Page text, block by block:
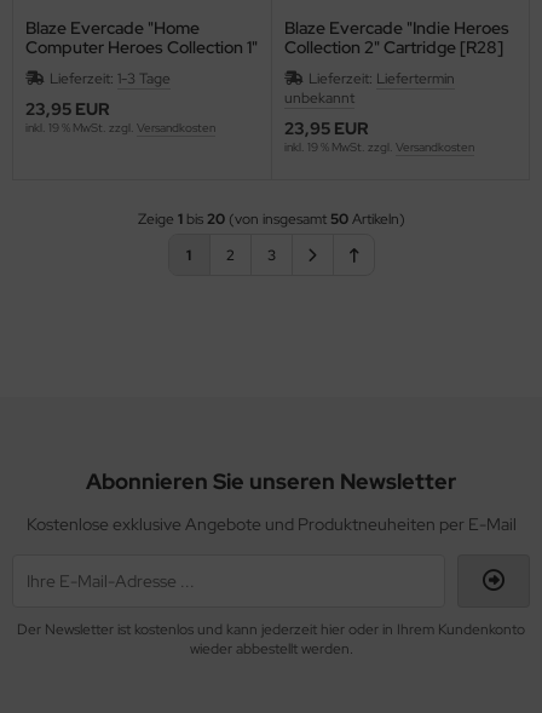
Blaze Evercade "Home
Computer Heroes Collection 1"
Cartridge [B05]
Lieferzeit: 1-3 Tage
23,95 EUR
inkl. 19 % MwSt. zzgl. Versandkosten
Blaze Evercade "Indie Heroes
Collection 2" Cartridge [R28]
Lieferzeit: Liefertermin
unbekannt
23,95 EUR
inkl. 19 % MwSt. zzgl. Versandkosten
Zeige 1bis20(von insgesamt 50Artikeln)
1
2 3
Abonnieren Sie unseren Newsletter
Kostenlose exklusive Angebote und Produktneuheiten per E-Mail
Der Newsletter ist kostenlos und kann jederzeit hier oder in Ihrem Kundenkonto
wieder abbestellt werden.